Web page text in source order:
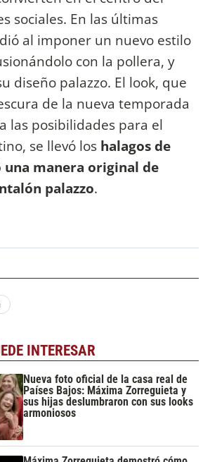
sociales. En las últimas
al imponer un nuevo estilo
con la pollera, y
diseño palazzo. El look, que
de la nueva temporada
las posibilidades para el
se llevó los halagos de
manera original de
palazzo.
INTERESAR
Nueva foto oficial de la casa real de
Países Bajos: Máxima Zorreguieta y
sus hijas deslumbraron con sus looks
armoniosos